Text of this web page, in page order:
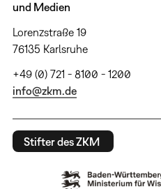
und Medien
Lorenzstraße 19
76135 Karlsruhe
+49 (0) 721 - 8100 - 1200
info@zkm.de
Stifter des ZKM